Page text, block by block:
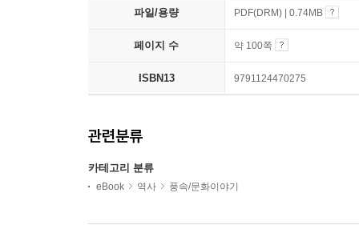
파일/용량 PDF(DRM) | 0.74MB
페이지 수 약 100쪽
ISBN13 9791124470275
관련분류
카테고리 분류
eBook 역사 풍속/문화이야기